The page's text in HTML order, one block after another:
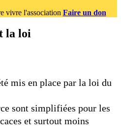
vivre l'association Faire un don
la loi
mis en place par la loi du
sont simplifiées pour les
et surtout moins